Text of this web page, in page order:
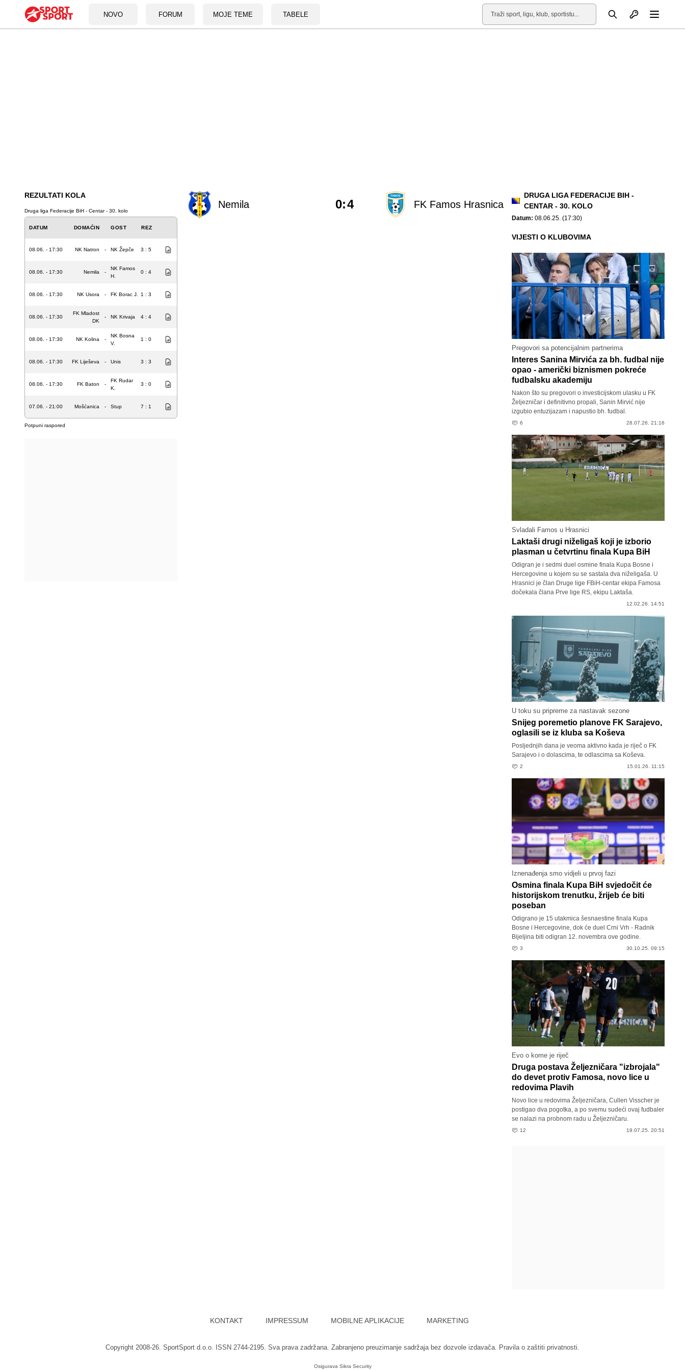
NOVO FORUM MOJE TEME TABELE
Pretraga Otvori profil
REZULTATI KOLA
Druga liga Federacije BiH - Centar - 30. kolo
DATUM DOMAĆIN GOST REZ
08.06. - 17:30 NK Natron - NK Žepče 3 : 5
08.06. - 17:30 Nemila -
NK Famos
H.
0 : 4
08.06. - 17:30 NK Usora - FK Borac J. 1 : 3
08.06. - 17:30
FK Mladost
DK
- NK Krivaja 4 : 4
08.06. - 17:30 NK Kolina -
NK Bosna
V.
1 : 0
08.06. - 17:30 FK Liješeva - Unis 3 : 3
08.06. - 17:30 FK Baton -
FK Rudar
K.
3 : 0
07.06. - 21:00 Mošćanica - Stup 7 : 1
Potpuni raspored
Nemila FK Famos Hrasnica
0:4
DRUGA LIGA FEDERACIJE BIH -
CENTAR - 30. KOLO
Datum: 08.06.25. (17:30)
VIJESTI O KLUBOVIMA
Pregovori sa potencijalnim partnerima
Interes Sanina Mirvića za bh. fudbal nije
opao - američki biznismen pokreće
fudbalsku akademiju
Nakon što su pregovori o investicijskom ulasku u FK
Željezničar i definitivno propali, Sanin Mirvić nije
izgubio entuzijazam i napustio bh. fudbal.
6 28.07.26. 21:16
Svladali Famos u Hrasnici
Laktaši drugi niželigaš koji je izborio
plasman u četvrtinu finala Kupa BiH
Odigran je i sedmi duel osmine finala Kupa Bosne i
Hercegovine u kojem su se sastala dva niželigaša. U
Hrasnici je član Druge lige FBiH-centar ekipa Famosa
dočekala člana Prve lige RS, ekipu Laktaša.
12.02.26. 14:51
U toku su pripreme za nastavak sezone
Snijeg poremetio planove FK Sarajevo,
oglasili se iz kluba sa Koševa
Posljednjih dana je veoma aktivno kada je riječ o FK
Sarajevo i o dolascima, te odlascima sa Koševa.
2 15.01.26. 11:15
Iznenađenja smo vidjeli u prvoj fazi
Osmina finala Kupa BiH svjedočit će
historijskom trenutku, žrijeb će biti
poseban
Odigrano je 15 utakmica šesnaestine finala Kupa
Bosne i Hercegovine, dok će duel Crni Vrh - Radnik
Bijeljina biti odigran 12. novembra ove godine.
3 30.10.25. 09:15
Evo o kome je riječ
Druga postava Željezničara "izbrojala"
do devet protiv Famosa, novo lice u
redovima Plavih
Novo lice u redovima Željezničara, Cullen Visscher je
postigao dva pogotka, a po svemu sudeći ovaj fudbaler
se nalazi na probnom radu u Željezničaru.
12 19.07.25. 20:51
KONTAKT IMPRESSUM MOBILNE APLIKACIJE MARKETING
Copyright 2008-26. SportSport d.o.o. ISSN 2744-2195. Sva prava zadržana. Zabranjeno preuzimanje sadržaja bez dozvole izdavača. Pravila o zaštiti privatnosti.
Osigurava Sikra Security